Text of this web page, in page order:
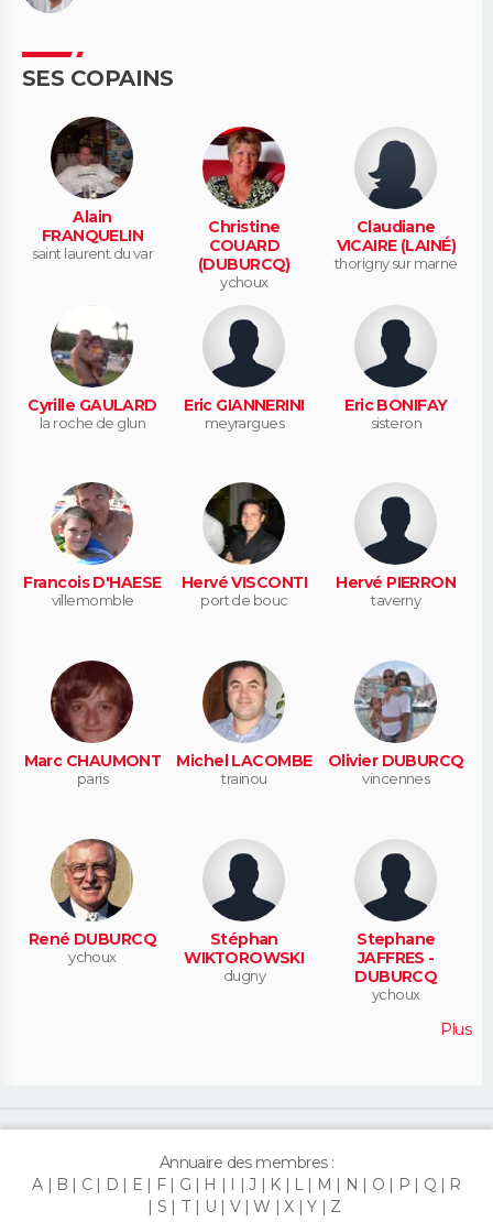
SES COPAINS
Alain
FRANQUELIN
saint laurent du var
Christine
COUARD
(DUBURCQ)
ychoux
Claudiane
VICAIRE (LAINÉ)
thorigny sur marne
Cyrille GAULARD
la roche de glun
Eric GIANNERINI
meyrargues
Eric BONIFAY
sisteron
Francois D'HAESE
villemomble
Hervé VISCONTI
port de bouc
Hervé PIERRON
taverny
Marc CHAUMONT
paris
Michel LACOMBE
trainou
Olivier DUBURCQ
vincennes
René DUBURCQ
ychoux
Stéphan
WIKTOROWSKI
dugny
Stephane
JAFFRES -
DUBURCQ
ychoux
Plus
Annuaire des membres :
A
B C D E F G H I J K L M N O P Q
R
S
T U V W X Y Z